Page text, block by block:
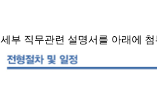
세부 직무관련 설명서를 아래에